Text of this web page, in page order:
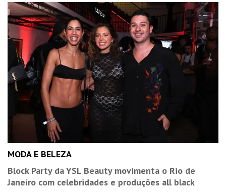
MODA E BELEZA
Block Party da YSL Beauty movimenta o Rio de
Janeiro com celebridades e produções all black